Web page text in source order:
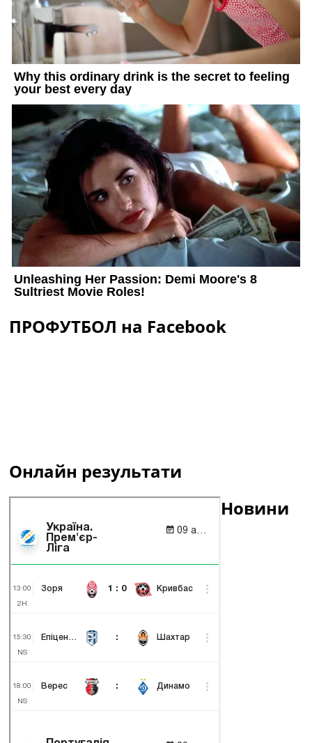
ПРОФУТБОЛ на Facebook
Онлайн результати
Новини